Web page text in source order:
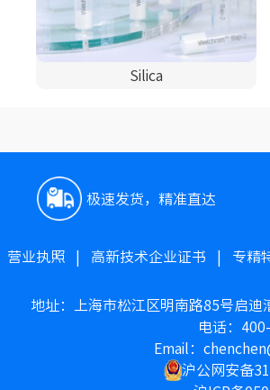
Silica
极速发货，精准直达
营业执照| 高新技术企业证书 专精
地址：上海市松江区明南路85号启迪
电话：
Email：
沪公网安备